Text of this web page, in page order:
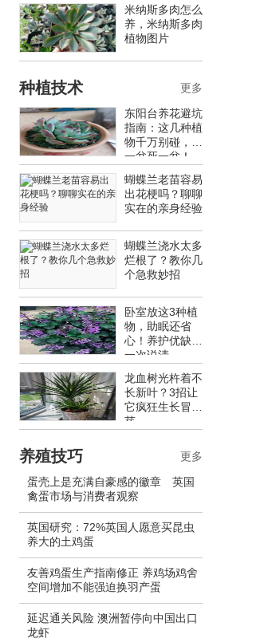
米纳斯多肉怎么
养，米纳斯多肉
植物图片
种植技术
东阳台养花避坑
指南：这几种植
物千万别碰，养
一盆死一盆！
蝴蝶兰老苗容易
出花梗吗？聊聊
实在的亲身经验
蝴蝶兰浇水太多
烂根了？教你几
个急救妙招
卧室放这3种植
物，助眠还省
心！养护优缺点
一次说清
龙血树光杵着不
长新叶？3招让
它疯狂生长冒新
芽
更多
养殖技巧
蛋壳上是充满自豪感的徽章 英国
禽蛋市场与消费者观察
英国研究：72%英国人愿意买昆虫
养大的土鸡蛋
友善鸡蛋生产指南修正 养鸡场鸡舍
空间增加不能强迫换羽产蛋
延迟通关风险 澳洲暂停向中国出口
龙虾
更多